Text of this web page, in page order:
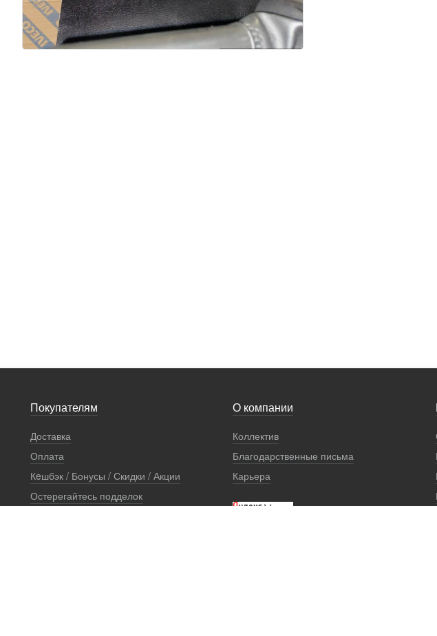
Покупателям
Доставка
Оплата
Кeшбэк / Бонусы / Скидки / Акции
Остерегайтесь подделок
О компании
Коллектив
Благодарственные письма
Карьера